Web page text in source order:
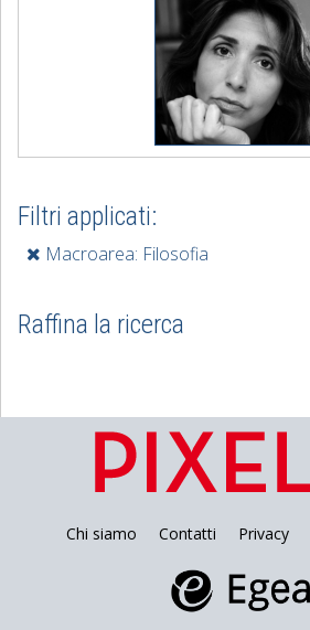
Filtri applicati:
Macroarea: Filosofia
Raffina la ricerca
Chi siamo Contatti Privacy